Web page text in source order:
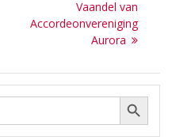
Next
post:
Vaandel van
Accordeonvereniging
Aurora
Zoekknop